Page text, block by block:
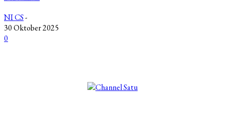
NI CS-
30 Oktober 2025
0